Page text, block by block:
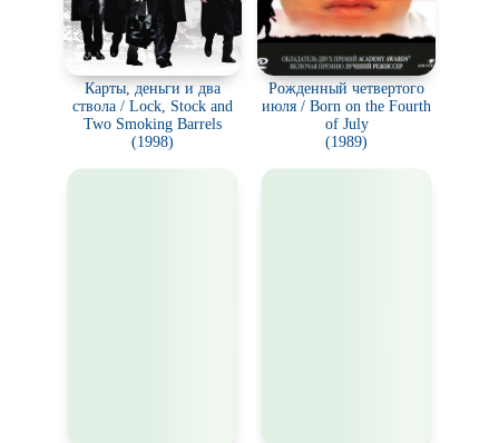
Карты, деньги и два
ствола / Lock, Stock and
Two Smoking Barrels
(1998)
Рожденный четвертого
июля / Born on the Fourth
of July
(1989)